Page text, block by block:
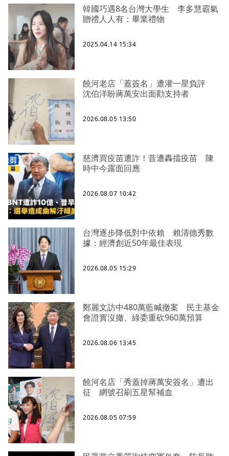
韓國巧遇8名台灣大學生 李多慧霸氣
贈禮人人有：畢業禮物
2025.04.14 15:34
饒河老店「蓋簽名」遭灌一星負評
沈伯洋盼蔣萬安出面勸支持者
2026.08.05 13:50
慈濟買疫苗遭詐！昔遭轟擋疫苗 陳
時中今露面回應
2026.08.07 10:42
台灣逐步降低對中依賴 賴清德秀數
據：經濟創近50年最佳表現
2026.08.05 15:29
鄭麗文訪中480萬藍喊撤案 民主基金
會證實沒撤、綠委重砍960萬預算
2026.08.06 13:45
饒河名店「秀蓋掉蔣萬安簽名」遭出
征 網號召刷五星幫補血
2026.08.05 07:59